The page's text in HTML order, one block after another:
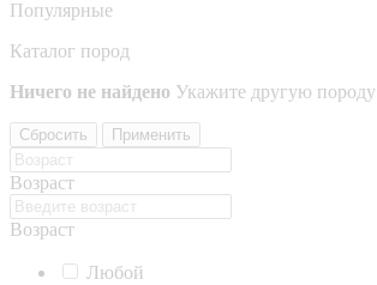
Популярные
Каталог пород
Ничего не найдено Укажите другую породу
Сбросить Применить
Возраст
Возраст
Любой